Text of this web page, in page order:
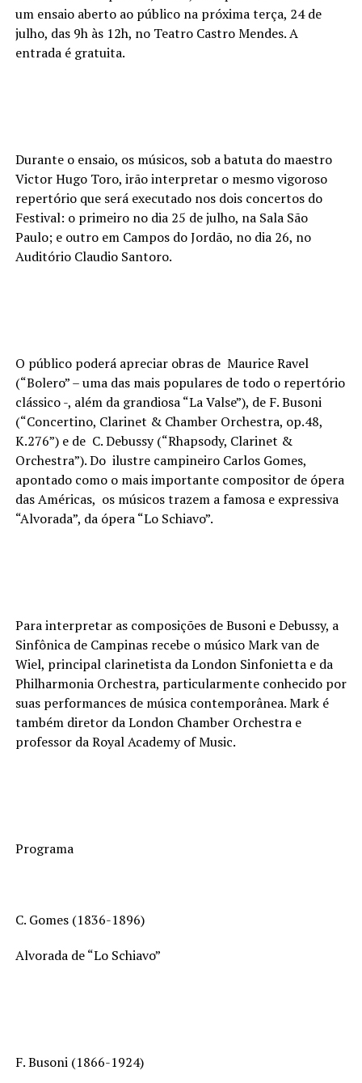
um ensaio aberto ao público na próxima terça, 24 de
julho, das 9h às 12h, no Teatro Castro Mendes. A
entrada é gratuita.
Durante o ensaio, os músicos, sob a batuta do maestro
Victor Hugo Toro, irão interpretar o mesmo vigoroso
repertório que será executado nos dois concertos do
Festival: o primeiro no dia 25 de julho, na Sala São
Paulo; e outro em Campos do Jordão, no dia 26, no
Auditório Claudio Santoro.
O público poderá apreciar obras de Maurice Ravel
(“Bolero” – uma das mais populares de todo o repertório
clássico -, além da grandiosa “La Valse”), de F. Busoni
(“Concertino, Clarinet & Chamber Orchestra, op.48,
K.276”) e de C. Debussy (“Rhapsody, Clarinet &
Orchestra”). Do ilustre campineiro Carlos Gomes,
apontado como o mais importante compositor de ópera
das Américas, os músicos trazem a famosa e expressiva
“Alvorada”, da ópera “Lo Schiavo”.
Para interpretar as composições de Busoni e Debussy, a
Sinfônica de Campinas recebe o músico Mark van de
Wiel, principal clarinetista da London Sinfonietta e da
Philharmonia Orchestra, particularmente conhecido por
suas performances de música contemporânea. Mark é
também diretor da London Chamber Orchestra e
professor da Royal Academy of Music.
Programa
C. Gomes (1836-1896)
Alvorada de “Lo Schiavo”
F. Busoni (1866-1924)